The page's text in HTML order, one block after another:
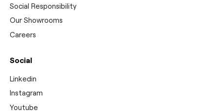
Social Responsibility
Our Showrooms
Careers
Social
Linkedin
Instagram
Youtube